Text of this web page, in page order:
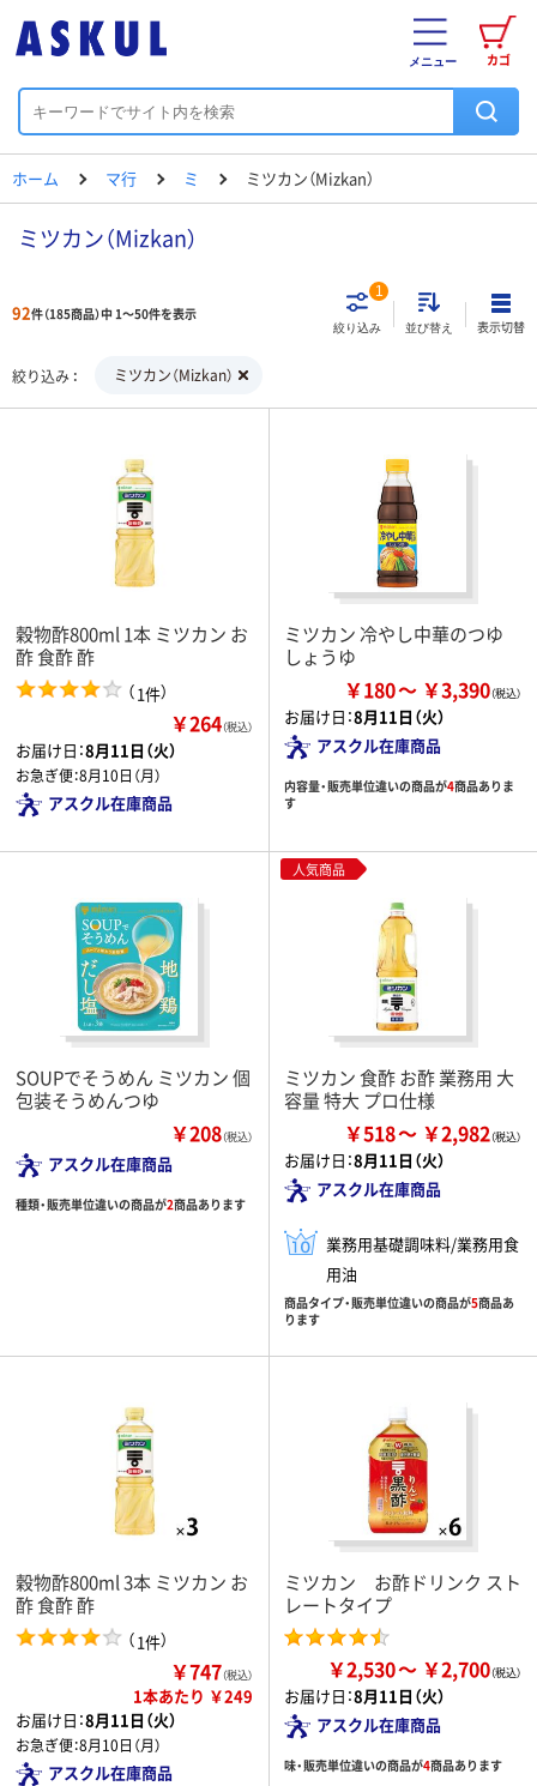
カゴ
メニュー
ホーム マ行 ミ ミツカン（Mizkan）
ミツカン（Mizkan）
92件（185商品）中 1～50件を表示
絞り込み
1
並び替え 表示切替
絞り込み ミツカン（Mizkan）
穀物酢800ml 1本 ミツカン お
酢 食酢 酢
（1件）
￥264（税込）
お届け日：8月11日（火）
お急ぎ便：8月10日（月）
アスクル在庫商品
ミツカン 冷やし中華のつゆ
しょうゆ
￥180 ￥3,390
お届け日：8月11日（火）
アスクル在庫商品
内容量・販売単位違いの商品が4商品ありま
す
SOUPでそうめん ミツカン 個
包装そうめんつゆ
￥208（税込）
アスクル在庫商品
種類・販売単位違いの商品が2商品あります
人気商品
ミツカン 食酢 お酢 業務用 大
容量 特大 プロ仕様
￥518 ￥2,982
お届け日：8月11日（火）
アスクル在庫商品
業務用基礎調味料/業務用食
用油
商品タイプ・販売単位違いの商品が5商品あ
ります
穀物酢800ml 3本 ミツカン お
酢 食酢 酢
（1件）
￥747（税込）
1本あたり ￥249
お届け日：8月11日（火）
お急ぎ便：8月10日（月）
アスクル在庫商品
ミツカン お酢ドリンク スト
レートタイプ
￥2,530 ￥2,700
お届け日：8月11日（火）
アスクル在庫商品
味・販売単位違いの商品が4商品あります